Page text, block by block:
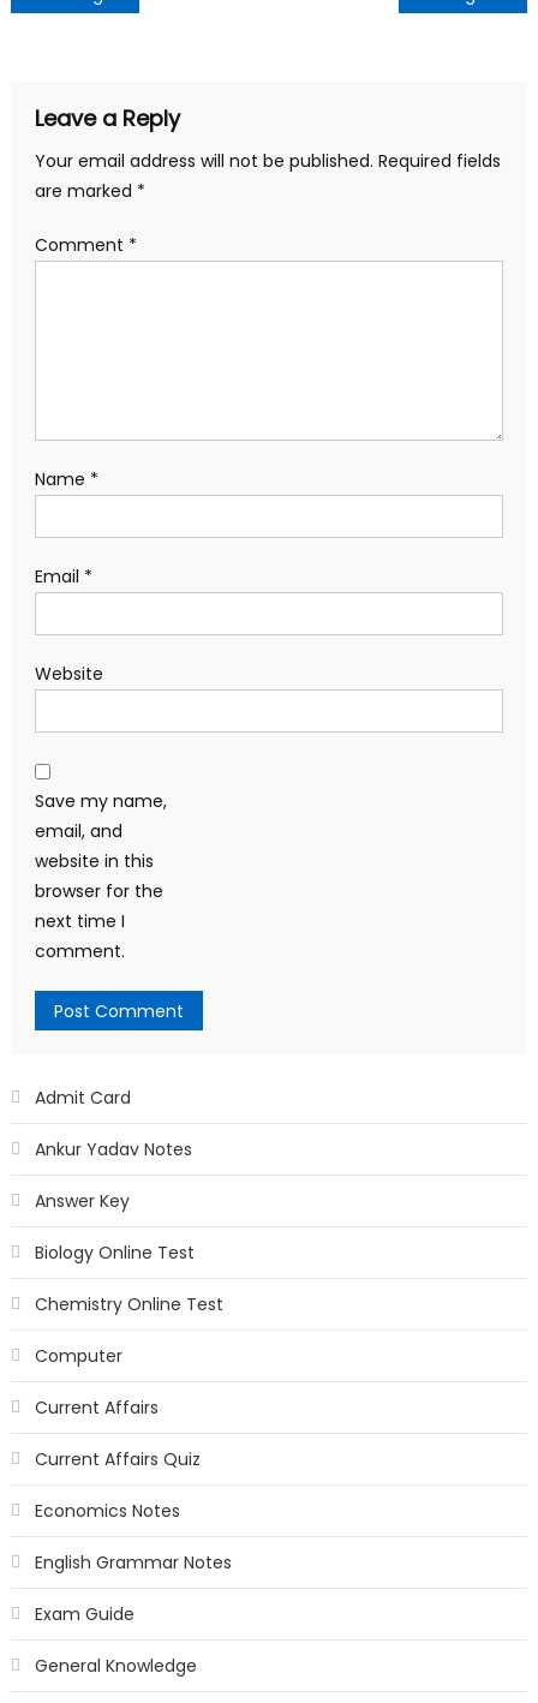
Leave a Reply
Your email address will not be published. Required fields
are marked *
Comment *
Name *
Email *
Website
Save my name,
email, and
website in this
browser for the
next time I
comment.
Admit Card
Ankur Yadav Notes
Answer Key
Biology Online Test
Chemistry Online Test
Computer
Current Affairs
Current Affairs Quiz
Economics Notes
English Grammar Notes
Exam Guide
General Knowledge